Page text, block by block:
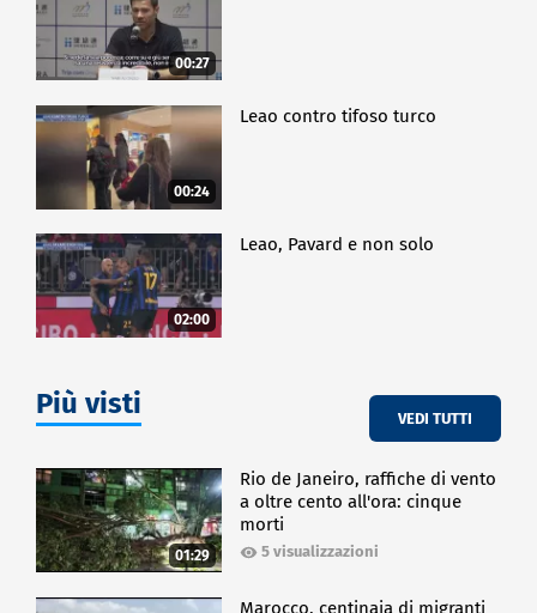
00:27
00:24
Leao contro tifoso turco
02:00
Leao, Pavard e non solo
Più visti VEDI TUTTI
01:29
Rio de Janeiro, raffiche di vento
a oltre cento all'ora: cinque
morti
5 visualizzazioni
Marocco, centinaia di migranti